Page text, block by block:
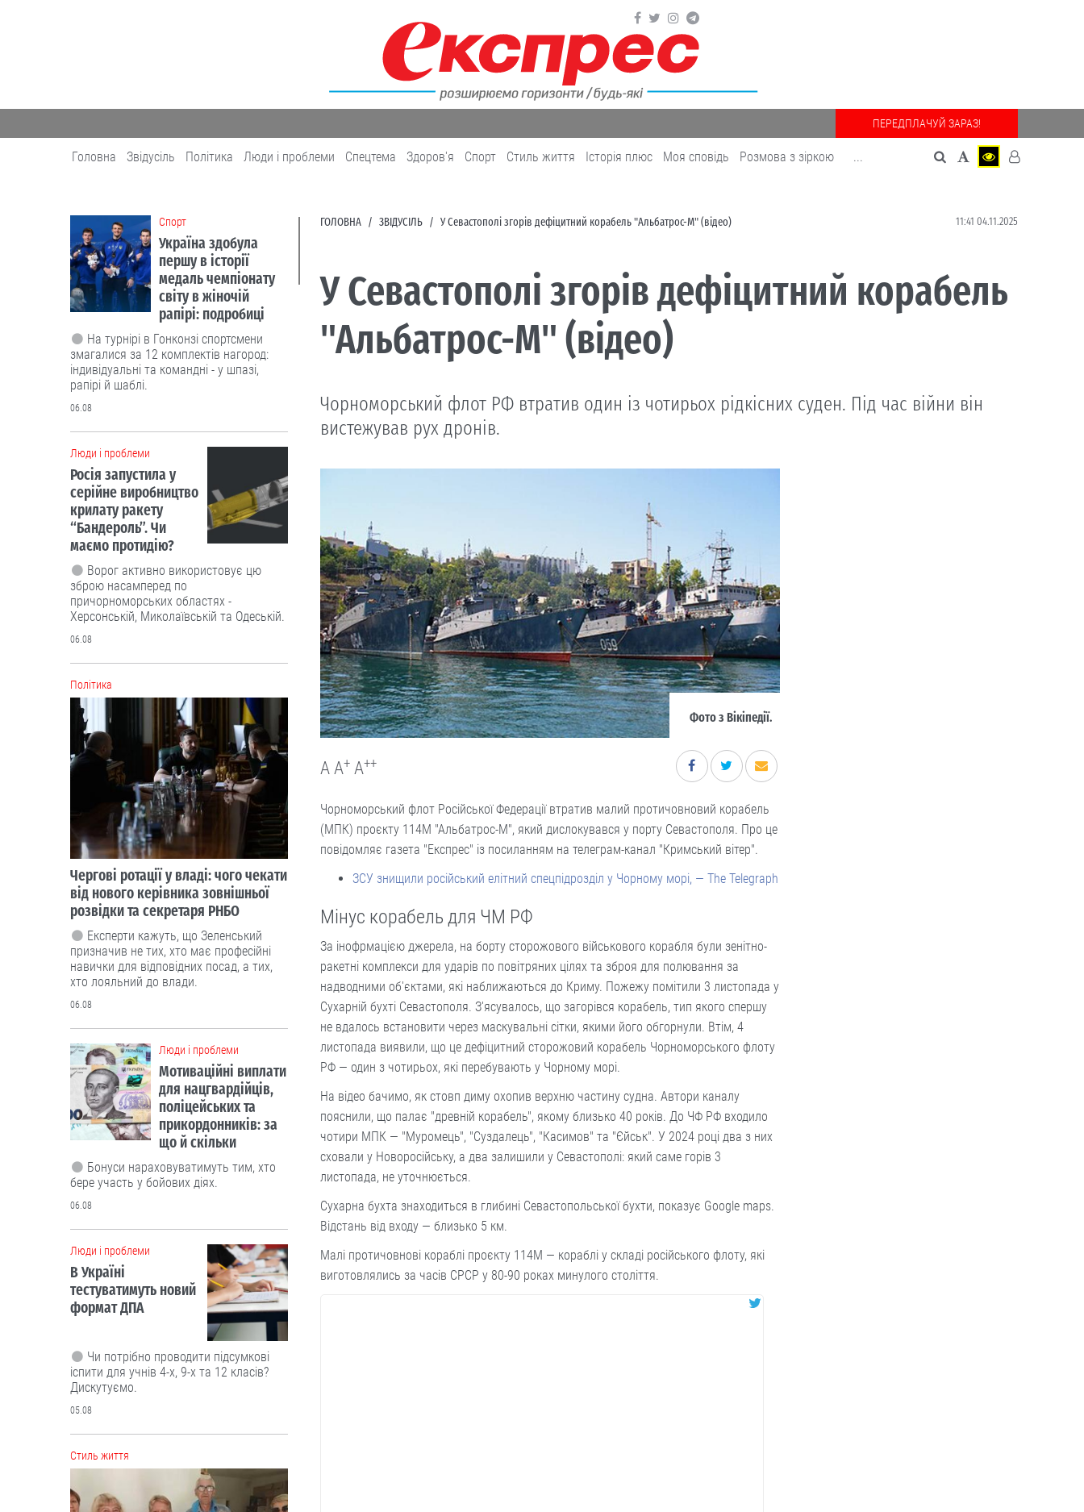
ПЕРЕДПЛАЧУЙ ЗАРАЗ!
Головна Звідусіль Політика Люди і проблеми Спецтема Здоров'я Cпорт Cтиль життя Історія плюс Моя сповідь Розмова з зіркою ...
ГОЛОВНА ЗВІДУСІЛЬ У Севастополі згорів дефіцитний корабель "Альбатрос-М" (відео) 11:41 04.11.2025
У Севастополі згорів дефіцитний корабель
"Альбатрос-М" (відео)
Чорноморський флот РФ втратив один із чотирьох рідкісних суден. Під час війни він
вистежував рух дронів.
Фото з Вікіпедії.
A A+ A++
Чорноморський флот Російської Федерації втратив малий протичовновий корабель
(МПК) проєкту 114М "Альбатрос-М", який дислокувався у порту Севастополя. Про це
повідомляє газета "Експрес" із посиланням на телеграм-канал "Кримський вітер".
ЗСУ знищили російський елітний спецпідрозділ у Чорному морі, — The Telegraph
Мінус корабель для ЧМ РФ
За інофрмацією джерела, на борту сторожового військового корабля були зенітно-
ракетні комплекси для ударів по повітряних цілях та зброя для полювання за
надводними об'єктами, які наближаються до Криму. Пожежу помітили 3 листопада у
Сухарній бухті Севастополя. З'ясувалось, що загорівся корабель, тип якого спершу
не вдалось встановити через маскувальні сітки, якими його обгорнули. Втім, 4
листопада виявили, що це дефіцитний сторожовий корабель Чорноморського флоту
РФ — один з чотирьох, які перебувають у Чорному морі.
На відео бачимо, як стовп диму охопив верхню частину судна. Автори каналу
пояснили, що палає "древній корабель", якому близько 40 років. До ЧФ РФ входило
чотири МПК — "Муромець", "Суздалець", "Касимов" та "Єйськ". У 2024 році два з них
сховали у Новоросійську, а два залишили у Севастополі: який саме горів 3
листопада, не уточнюється.
Сухарна бухта знаходиться в глибині Севастопольської бухти, показує Google maps.
Відстань від входу — близько 5 км.
Малі протичовнові кораблі проєкту 114М — кораблі у складі російського флоту, які
виготовлялись за часів СРСР у 80-90 роках минулого століття.
Cпорт
Україна здобула
першу в історії
медаль чемпіонату
світу в жіночій
рапірі: подробиці
На турнірі в Гонконзі спортсмени
змагалися за 12 комплектів нагород:
індивідуальні та командні - у шпазі,
рапірі й шаблі.
06.08
Люди і проблеми
Росія запустила у
серійне виробництво
крилату ракету
“Бандероль”. Чи
маємо протидію?
Ворог активно використовує цю
зброю насамперед по
причорноморських областях -
Херсонській, Миколаївській та Одеській.
06.08
Політика
Чергові ротації у владі: чого чекати
від нового керівника зовнішньої
розвідки та секретаря РНБО
Експерти кажуть, що Зеленський
призначив не тих, хто має професійні
навички для відповідних посад, а тих,
хто лояльний до влади.
06.08
Люди і проблеми
Мотиваційні виплати
для нацгвардійців,
поліцейських та
прикордонників: за
що й скільки
Бонуси нараховуватимуть тим, хто
бере участь у бойових діях.
06.08
Люди і проблеми
В Україні
тестуватимуть новий
формат ДПА
Чи потрібно проводити підсумкові
іспити для учнів 4-х, 9-х та 12 класів?
Дискутуємо.
05.08
Cтиль життя